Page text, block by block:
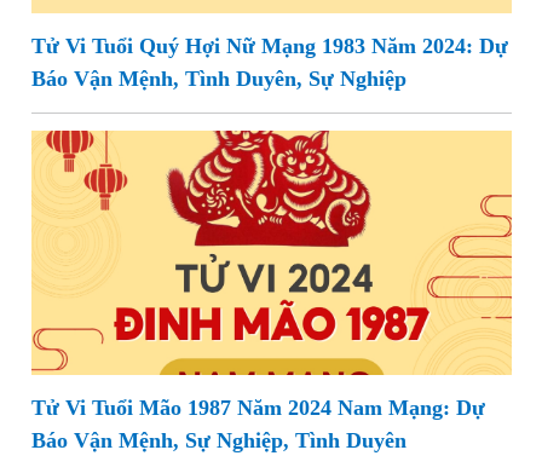
Tử Vi Tuổi Quý Hợi Nữ Mạng 1983 Năm 2024: Dự
Báo Vận Mệnh, Tình Duyên, Sự Nghiệp
Tử Vi Tuổi Mão 1987 Năm 2024 Nam Mạng: Dự
Báo Vận Mệnh, Sự Nghiệp, Tình Duyên